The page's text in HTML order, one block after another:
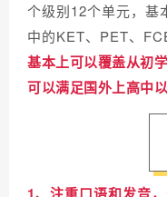
个级别12个单元，基
中的KET、PET、
基本上可以覆盖从初
可以满足国外上高中